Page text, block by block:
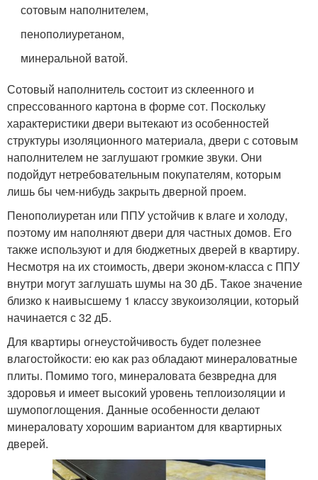
сотовым наполнителем,
пенополиуретаном,
минеральной ватой.
Сотовый наполнитель состоит из склеенного и
спрессованного картона в форме сот. Поскольку
характеристики двери вытекают из особенностей
структуры изоляционного материала, двери с сотовым
наполнителем не заглушают громкие звуки. Они
подойдут нетребовательным покупателям, которым
лишь бы чем-нибудь закрыть дверной проем.
Пенополиуретан или ППУ устойчив к влаге и холоду,
поэтому им наполняют двери для частных домов. Его
также используют и для бюджетных дверей в квартиру.
Несмотря на их стоимость, двери эконом-класса с ППУ
внутри могут заглушать шумы на 30 дБ. Такое значение
близко к наивысшему 1 классу звукоизоляции, который
начинается с 32 дБ.
Для квартиры огнеустойчивость будет полезнее
влагостойкости: ею как раз обладают минераловатные
плиты. Помимо того, минераловата безвредна для
здоровья и имеет высокий уровень теплоизоляции и
шумопоглощения. Данные особенности делают
минераловату хорошим вариантом для квартирных
дверей.